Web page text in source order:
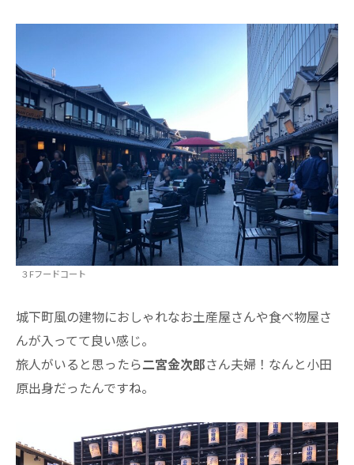
３Fフードコート
城下町風の建物におしゃれなお土産屋さんや食べ物屋さ
んが入ってて良い感じ。
旅人がいると思ったら二宮金次郎さん夫婦！なんと小田
原出身だったんですね。